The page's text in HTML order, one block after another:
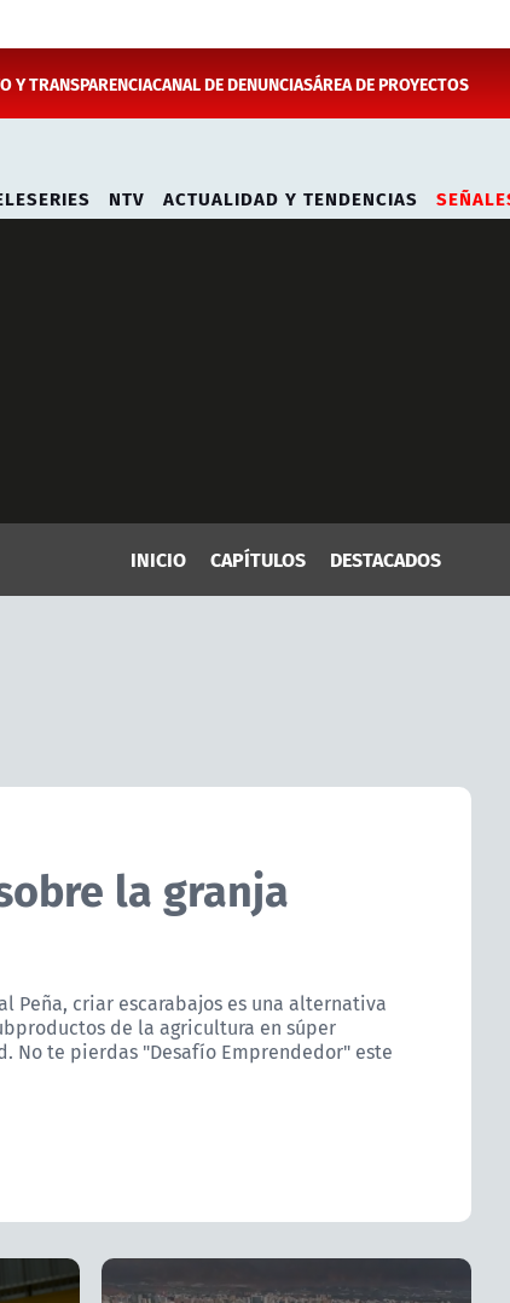
Y TRANSPARENCIACANAL DE DENUNCIASÁREA DE PROYECTOS
NTV ACTUALIDAD Y TENDENCIAS
INICIO CAPÍTULOS DESTACADOS
la granja
Peña, criar escarabajos es una alternativa
de la agricultura en súper
No te pierdas "Desafío Emprendedor" este